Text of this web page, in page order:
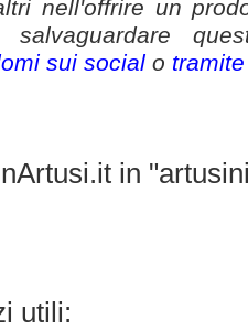
nell'offrire un
sui social o
in
utili: